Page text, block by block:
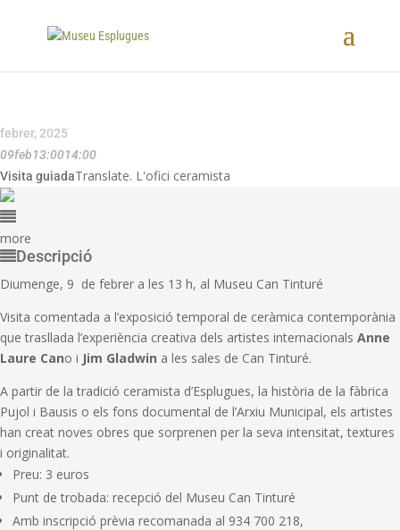
febrer, 2025
09feb13:0014:00
Visita guiadaTranslate. L'ofici ceramista
more
Descripció
Diumenge, 9 de febrer a les 13 h, al Museu Can Tinturé
Visita comentada a l’exposició temporal de ceràmica contemporània
que trasllada l’experiència creativa dels artistes internacionals Anne
Laure Cano i Jim Gladwin a les sales de Can Tinturé.
A partir de la tradició ceramista d’Esplugues, la història de la fàbrica
Pujol i Bausis o els fons documental de l’Arxiu Municipal, els artistes
han creat noves obres que sorprenen per la seva intensitat, textures
i originalitat.
Preu: 3 euros
Punt de trobada: recepció del Museu Can Tinturé
Amb inscripció prèvia recomanada al 934 700 218,